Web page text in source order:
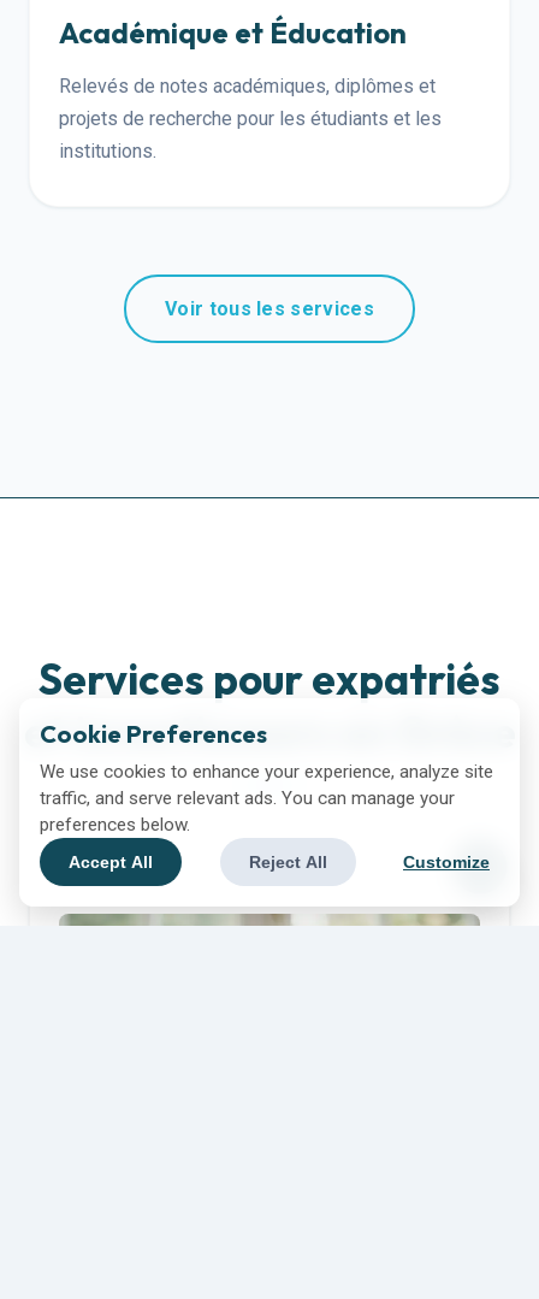
Académique et Éducation
Relevés de notes académiques, diplômes et
projets de recherche pour les étudiants et les
institutions.
Voir tous les services
Services pour expatriés
et investisseurs en Grèce
Cookie Preferences
We use cookies to enhance your experience, analyze site
traffic, and serve relevant ads. You can manage your
preferences below.
Accept All Reject All Customize